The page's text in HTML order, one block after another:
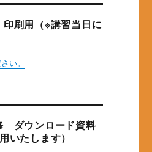
刷用（※講習当日に
い。
ダウンロード資料
いたします）